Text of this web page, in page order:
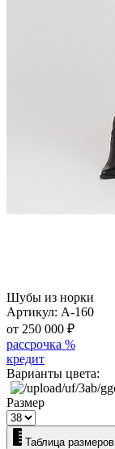
Шубы из норки
Артикул: А-160
от 250 000 ₽
рассрочка %
кредит
Варианты цвета:
Размер
Таблица размеров